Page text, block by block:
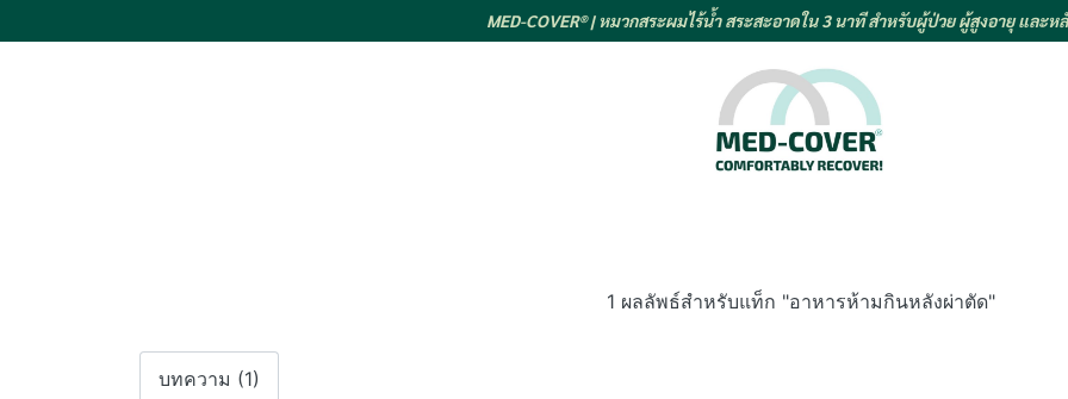
MED-COVER® | หมวกสระผมไร้น้ำ สระสะอาดใน 3 นาที สำหรับผู้ป่วย ผู้สูงอายุ และห
1 ผลลัพธ์สำหรับแท็ก "อาหารห้ามกินหลังผ่าตัด"
บทความ (1)